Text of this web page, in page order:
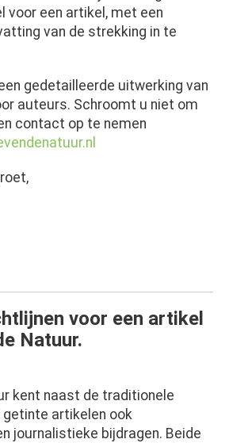
voor een artikel, met een
van de strekking in te
gedetailleerde uitwerking van
auteurs. Schroomt u niet om
contact op te nemen
voor een artikel
Natuur.
kent naast de traditionele
artikelen ook
journalistieke bijdragen. Beide